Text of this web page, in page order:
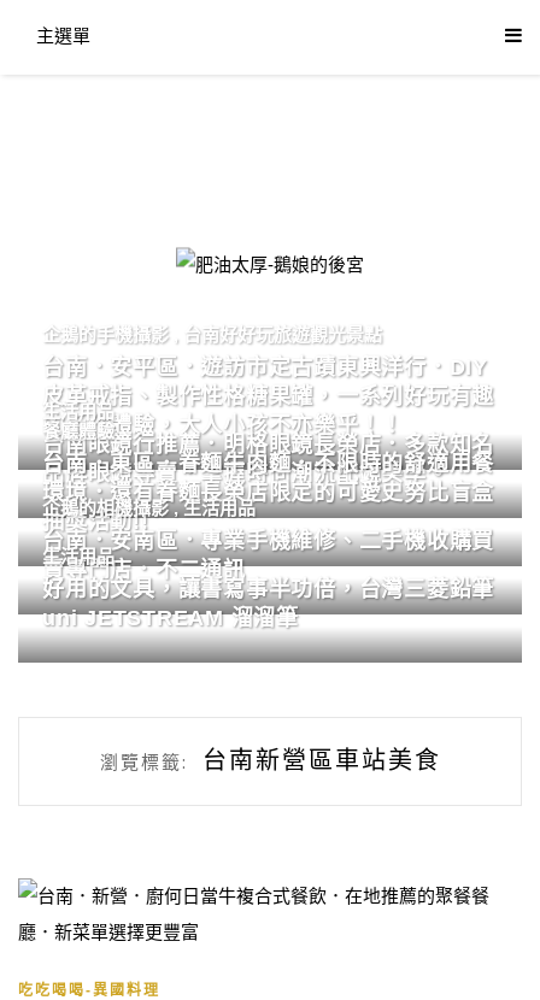
主選單
肥油太厚-鵝娘的後宮
企鵝的手機攝影 台南好好玩旅遊觀光景點
台南．安平區．遊訪市定古蹟東興洋行．DIY
皮革戒指、製作性格糖果罐，一系列好玩有趣
的手作體驗，大人小孩不亦樂乎！！
生活用品
台南眼鏡行推薦．明格眼鏡長榮店．多款知名
品牌眼鏡專賣．掌握時尚潮流配鏡美學。
餐廳體驗
台南．東區．眷麵牛肉麵．不限時的舒適用餐
環境．還有眷麵長榮店限定的可愛史努比盲盒
抽獎活動!!
企鵝的相機攝影,生活用品
台南．安南區．專業手機維修、二手機收購買
賣專門店．不二通訊
生活用品
好用的文具，讓書寫事半功倍，台灣三菱鉛筆
uni JETSTREAM 溜溜筆
瀏覽標籤: 台南新營區車站美食
吃吃喝喝-異國料理